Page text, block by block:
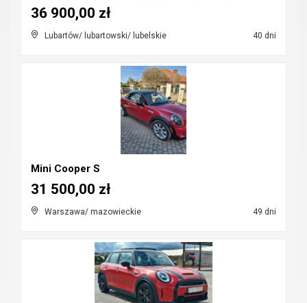
Lubartów/ lubartowski/ lubelskie 40 dni
36 900,00 zł
Mini Cooper S
Warszawa/ mazowieckie 49 dni
31 500,00 zł